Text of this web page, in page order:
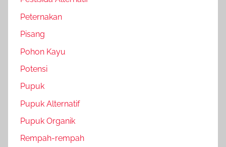
Peternakan
Pisang
Pohon Kayu
Potensi
Pupuk
Pupuk Alternatif
Pupuk Organik
Rempah-rempah